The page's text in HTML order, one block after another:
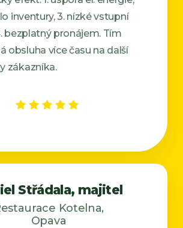
inventury, 3. nízké vstupní
bezplatný pronájem. Tím
obsluha více času na další
zákazníka.
Střádala, majitel
Kotelna,
Opava